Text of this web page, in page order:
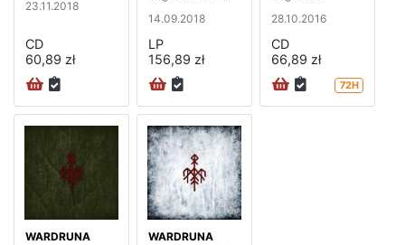
23.11.2018
CD
60,89 zł
14.09.2018
LP
156,89 zł
28.10.2016
CD
66,89 zł
72H
WARDRUNA
WARDRUNA